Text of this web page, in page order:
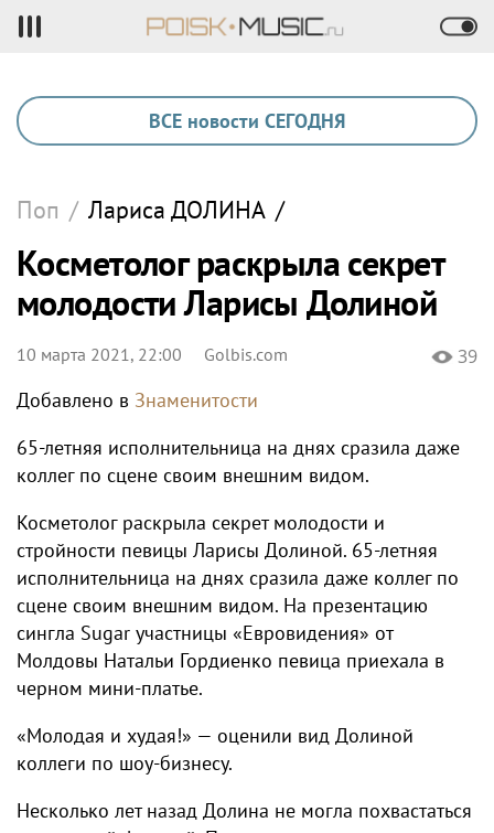
ВСЕ новости СЕГОДНЯ
Поп / Лариса ДОЛИНА /
Косметолог раскрыла секрет
молодости Ларисы Долиной
10 марта 2021, 22:00 Golbis.com 39
Добавлено в Знаменитости
65-летняя исполнительница на днях сразила даже
коллег по сцене своим внешним видом.
Косметолог раскрыла секрет молодости и
стройности певицы Ларисы Долиной. 65-летняя
исполнительница на днях сразила даже коллег по
сцене своим внешним видом. На презентацию
сингла Sugar участницы «Евровидения» от
Молдовы Натальи Гордиенко певица приехала в
черном мини-платье.
«Молодая и худая!» — оценили вид Долиной
коллеги по шоу-бизнесу.
Несколько лет назад Долина не могла похвастаться